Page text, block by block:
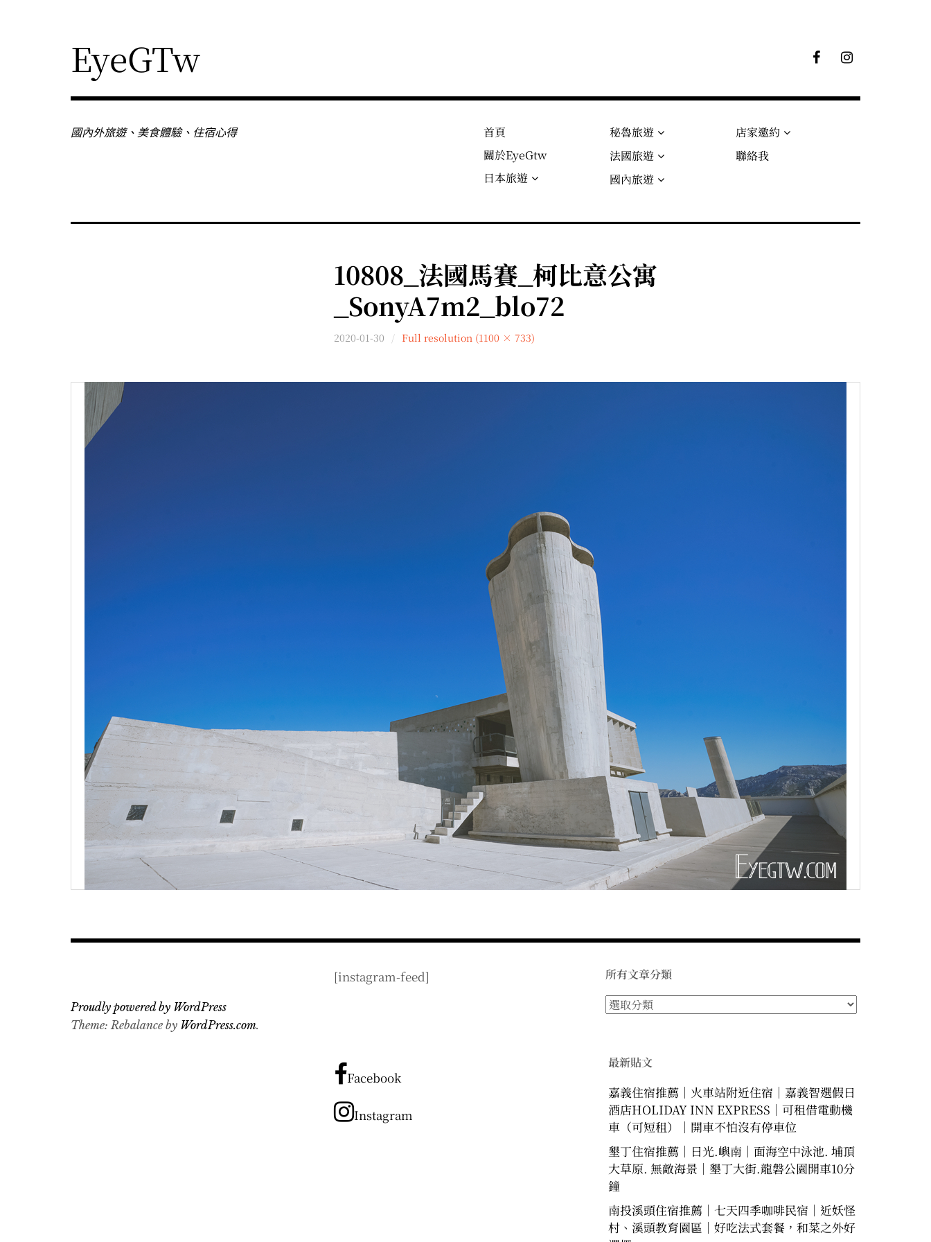
EyeGTw
絲
國內外旅遊、美食體驗、住宿心得
首頁
關於EyeGtw
日本旅遊
秘魯旅遊
法國旅遊
國內旅遊
店家邀約
聯絡我
10808_法國馬賽_柯比意公寓
_SonyA7m2_blo72
2020-01-30 Full resolution (1100 × 733)
[instagram-feed] 所有文章分類
所
章
分
類
Facebook
Instagram
最新貼文
嘉義住宿推薦｜火車站附近住宿｜嘉義智選假日
酒店HOLIDAY INN EXPRESS｜可租借電動機
車（可短租）｜開車不怕沒有停車位
墾丁住宿推薦｜日光.嶼南｜面海空中泳池. 埔頂
大草原. 無敵海景｜墾丁大街.龍磐公園開車10分
鐘
南投溪頭住宿推薦｜七天四季咖啡民宿｜近妖怪
村、溪頭教育園區｜好吃法式套餐，和菜之外好
Proudly powered by WordPress
Theme: Rebalance by WordPress.com.